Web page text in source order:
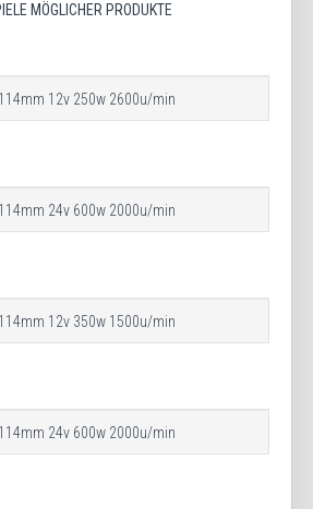
MÖGLICHER PRODUKTE
12v 250w 2600u/min
24v 600w 2000u/min
12v 350w 1500u/min
24v 600w 2000u/min